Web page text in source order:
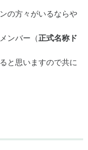
の方々がいるならや
ンバー（正式名称ド
と思いますので共に